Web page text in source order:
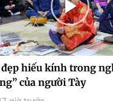
hiếu kính trong
của người Tày